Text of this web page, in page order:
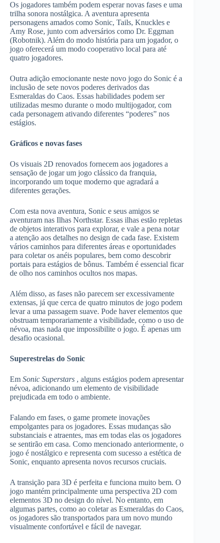
Os jogadores também podem esperar novas fases e uma
trilha sonora nostálgica. A aventura apresenta
personagens amados como Sonic, Tails, Knuckles e
Amy Rose, junto com adversários como Dr. Eggman
(Robotnik). Além do modo história para um jogador, o
jogo oferecerá um modo cooperativo local para até
quatro jogadores.
Outra adição emocionante neste novo jogo do Sonic é a
inclusão de sete novos poderes derivados das
Esmeraldas do Caos. Essas habilidades podem ser
utilizadas mesmo durante o modo multijogador, com
cada personagem ativando diferentes “poderes” nos
estágios.
Gráficos e novas fases
Os visuais 2D renovados fornecem aos jogadores a
sensação de jogar um jogo clássico da franquia,
incorporando um toque moderno que agradará a
diferentes gerações.
Com esta nova aventura, Sonic e seus amigos se
aventuram nas Ilhas Northstar. Essas ilhas estão repletas
de objetos interativos para explorar, e vale a pena notar
a atenção aos detalhes no design de cada fase. Existem
vários caminhos para diferentes áreas e oportunidades
para coletar os anéis populares, bem como descobrir
portais para estágios de bônus. Também é essencial ficar
de olho nos caminhos ocultos nos mapas.
Além disso, as fases não parecem ser excessivamente
extensas, já que cerca de quatro minutos de jogo podem
levar a uma passagem suave. Pode haver elementos que
obstruam temporariamente a visibilidade, como o uso de
névoa, mas nada que impossibilite o jogo. É apenas um
desafio ocasional.
Superestrelas do Sonic
Em Sonic Superstars , alguns estágios podem apresentar
névoa, adicionando um elemento de visibilidade
prejudicada em todo o ambiente.
Falando em fases, o game promete inovações
empolgantes para os jogadores. Essas mudanças são
substanciais e atraentes, mas em todas elas os jogadores
se sentirão em casa. Como mencionado anteriormente, o
jogo é nostálgico e representa com sucesso a estética de
Sonic, enquanto apresenta novos recursos cruciais.
A transição para 3D é perfeita e funciona muito bem. O
jogo mantém principalmente uma perspectiva 2D com
elementos 3D no design do nível. No entanto, em
algumas partes, como ao coletar as Esmeraldas do Caos,
os jogadores são transportados para um novo mundo
visualmente confortável e fácil de navegar.